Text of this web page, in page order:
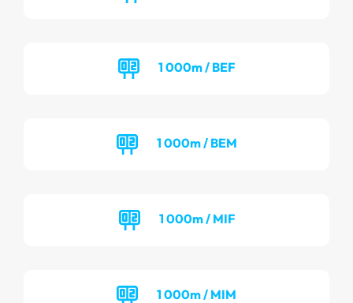
1 000m / BEF
1 000m / BEM
1 000m / MIF
1 000m / MIM